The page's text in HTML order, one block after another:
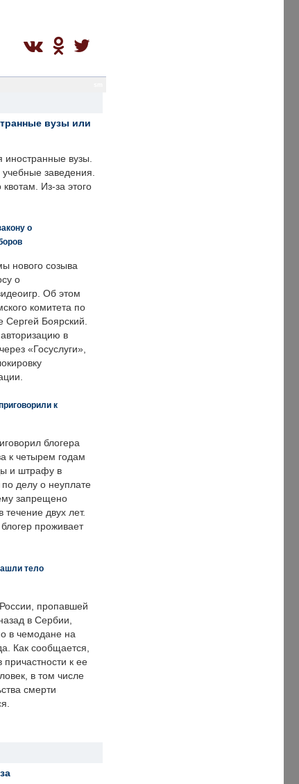
вузы или
иностранные вузы.
учебные заведения.
Из-за этого
о
нового созыва
о
Об этом
комитета по
Сергей Боярский.
в
«Госуслуги»,
к
блогера
к четырем годам
и штрафу в
делу о неуплате
запрещено
течение двух лет.
проживает
тело
пропавшей
в Сербии,
в чемодане на
Как сообщается,
к ее
в том числе
смерти